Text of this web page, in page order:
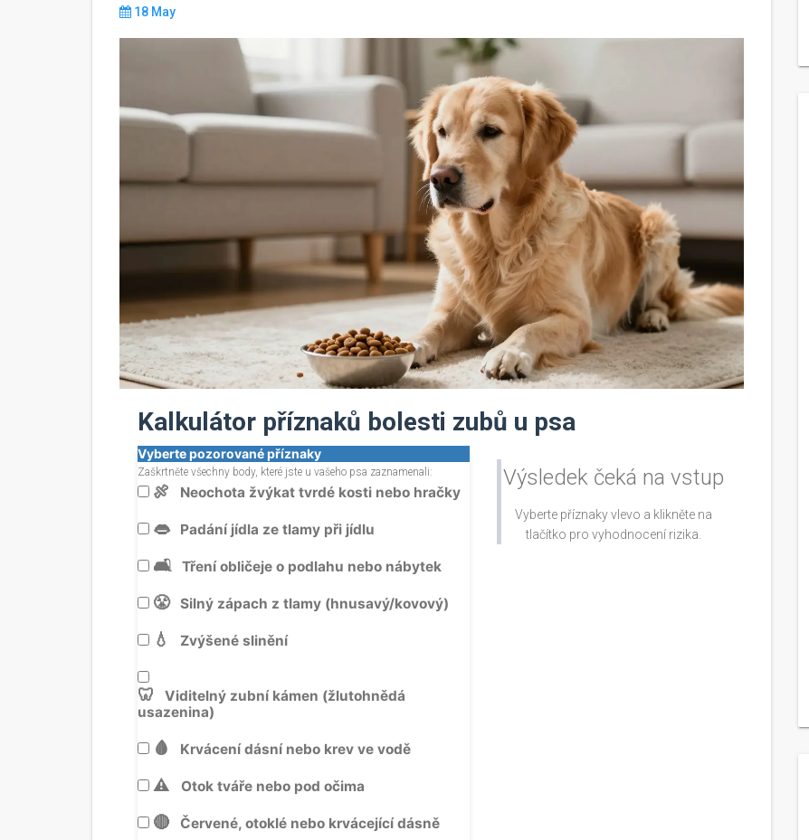
18 May
Kalkulátor příznaků bolesti zubů u psa
Vyberte pozorované příznaky
Zaškrtněte všechny body, které jste u vašeho psa zaznamenali:
🍖 Neochota žvýkat tvrdé kosti nebo hračky
👄 Padání jídla ze tlamy při jídlu
🛋️ Tření obličeje o podlahu nebo nábytek
😤 Silný zápach z tlamy (hnusavý/kovový)
💧 Zvýšené slinění
🦷
Viditelný zubní kámen (žlutohnědá
usazenina)
🩸 Krvácení dásní nebo krev ve vodě
⚠️ Otok tváře nebo pod očima
🔴 Červené, otoklé nebo krvácející dásně
Výsledek čeká na vstup
Vyberte příznaky vlevo a klikněte na
tlačítko pro vyhodnocení rizika.